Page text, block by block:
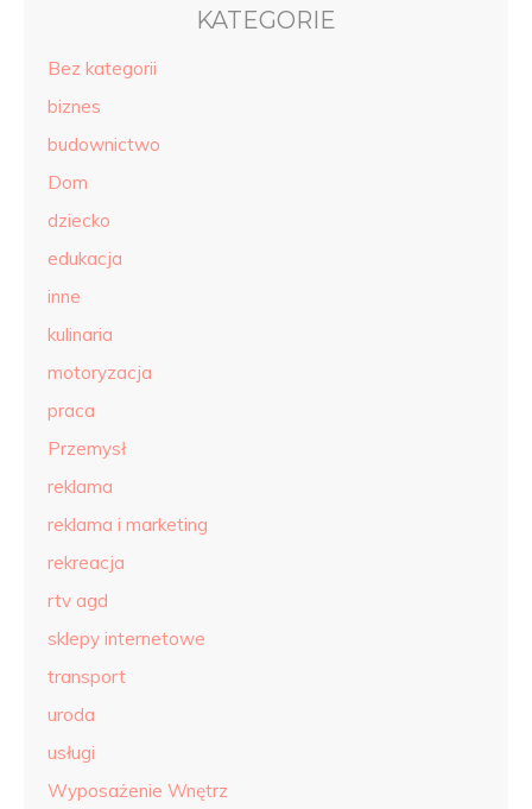
KATEGORIE
Bez kategorii
biznes
budownictwo
Dom
dziecko
edukacja
inne
kulinaria
motoryzacja
praca
Przemysł
reklama
reklama i marketing
rekreacja
rtv agd
sklepy internetowe
transport
uroda
usługi
Wyposażenie Wnętrz